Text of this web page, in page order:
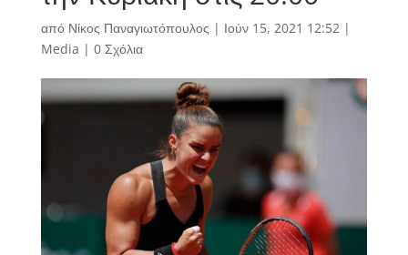
από Νίκος Παναγιωτόπουλος | Ιούν 15, 2021 12:52|
Media | 0 Σχόλια